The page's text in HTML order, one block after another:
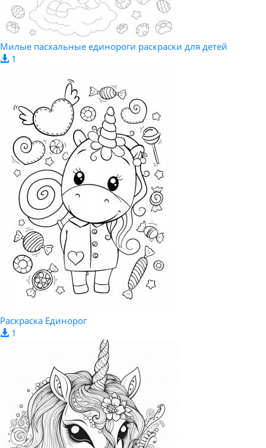
Милые пасхальные единороги раскраски для детей
1
Раскраска Единорог
1